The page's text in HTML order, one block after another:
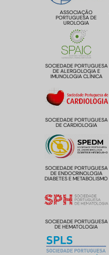
ASSOCIAÇÃO
PORTUGUESA DE
UROLOGIA
SOCIEDADE PORTUGUESA
DE ALERGOLOGIA E
IMUNOLOGIA CLÍNICA
SOCIEDADE PORTUGUESA
DE CARDIOLOGIA
SOCIEDADE PORTUGUESA
DE ENDOCRINOLOGIA
DIABETES E METABOLISMO
SOCIEDADE PORTUGUESA
DE HEMATOLOGIA